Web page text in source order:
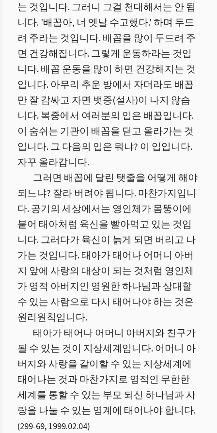
는 것입니다. 그러니 그걸 천대해서는 안 됩
니다. '배꼽아, 너 옛날 수고했다.' 하며 두드
려 주라는 것입니다. 배꼽을 많이 두드려 주
면 건강해집니다. 그렇게 운동하라는 것입
니다. 배꼽 운동을 많이 하면 건강해지는 것
입니다. 아무리 추운 방에서 자더라도 배꼽
만 잘 감싸고 자면 뱃증(설사)이 나지 않습
니다. 복중에서 여러분의 입은 배꼽입니다.
이 숨쉬는 기관이 배꼽을 딛고 올라가는 것
입니다. 그 다음의 입은 뭐냐? 이 입입니다.
자꾸 올라갑니다.
그러면 배꼽에 달린 탯줄을 어떻게 해야
되느냐? 잘라 버려야 됩니다. 마찬가지입니
다. 공기의 세상에서는 영인체가 몸뚱이에
붙어 태아처럼 육신을 빨아먹고 있는 것입
니다. 그러다가 육신이 늙게 되면 버리고 나
가는 것입니다. 태아가 태어나 어머니 아버
지 앞에 사랑의 대상이 되는 것처럼 영인체
가 영적 아버지인 영원한 하나님과 상대할
수 있는 사람으로 다시 태어나야 하는 것은
원리원칙입니다.
태아가 태어나 어머니 아버지와 친구가
될 수 있는 것이 지상세계입니다. 어머니 아
버지와 사랑을 같이할 수 있는 지상세계에
태어나는 것과 마찬가지로 영적인 무한한
세계를 통할 수 있는 부모 되신 하나님과 사
랑을 나눌 수 있는 영계에 태어나야 합니다.
(299-69, 1999.02.04)